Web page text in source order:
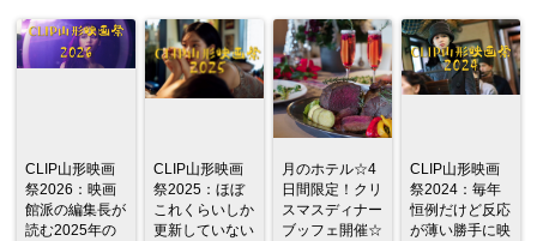
CLIP山形映画
祭2026：映画
館派の編集長が
読む2025年の
CLIP山形映画
祭2025：ほぼ
これくらいしか
更新していない
月のホテル☆4
日間限定！クリ
スマスディナー
ブッフェ開催☆
CLIP山形映画
祭2024：毎年
恒例だけど反応
が薄い勝手に映